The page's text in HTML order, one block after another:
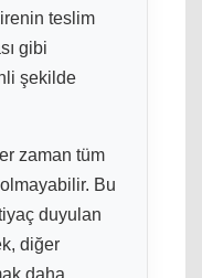
teslim
gibi
şekilde
zaman tüm
Bu
duyulan
diğer